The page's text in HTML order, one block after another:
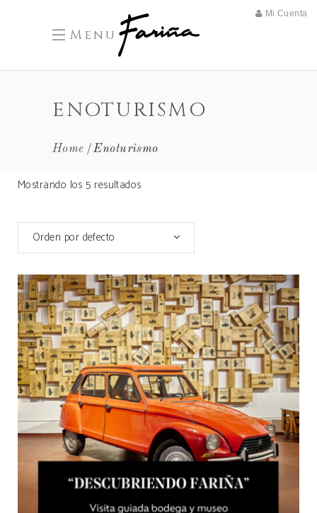
Menu
Mi Cuenta
ENOTURISMO
Home Enoturismo
Mostrando los 5 resultados
Orden por defecto
Visita "Descubriendo Fariña"
Desde:
15,00 €IVA incluido